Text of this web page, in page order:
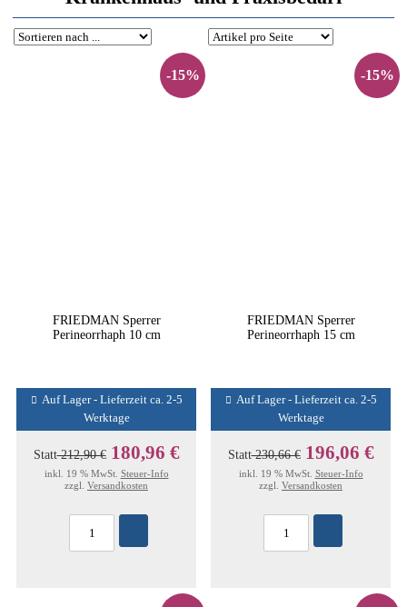
-15%
FRIEDMAN Sperrer
Perineorrhaph 10 cm
Auf Lager - Lieferzeit ca. 2-5
Werktage
Statt212,90 € 180,96 €
inkl. 19 % MwSt. Steuer-Info
zzgl. Versandkosten
-15%
FRIEDMAN Sperrer
Perineorrhaph 15 cm
Auf Lager - Lieferzeit ca. 2-5
Werktage
Statt230,66 € 196,06 €
inkl. 19 % MwSt. Steuer-Info
zzgl. Versandkosten